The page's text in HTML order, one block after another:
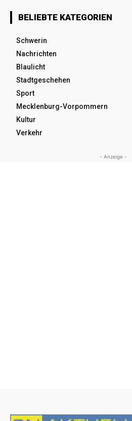
BELIEBTE KATEGORIEN
Schwerin
Nachrichten
Blaulicht
Stadtgeschehen
Sport
Mecklenburg-Vorpommern
Kultur
Verkehr
- Anzeige -